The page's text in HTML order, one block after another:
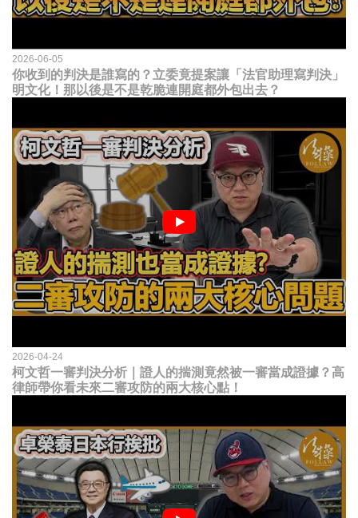
2026-06-05
你收到的判決是誰寫的？立委竟提案讓「法官助理寫判決」
明文化！那以後是不是乾脆連開庭都外包出去？
2026-04-24
柯文哲一審判決分析｜證人的揣測竟然被一審當成證據？高
律師帶你看未來二審攻防的兩大核心點！